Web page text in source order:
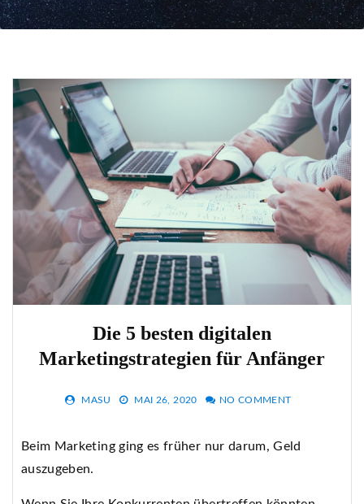
Die 5 besten digitalen
Marketingstrategien für Anfänger
MASU MAI 26, 2020 NO COMMENT
Beim Marketing ging es früher nur darum, Geld
auszugeben.